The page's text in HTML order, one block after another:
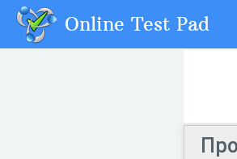
Online Test Pad